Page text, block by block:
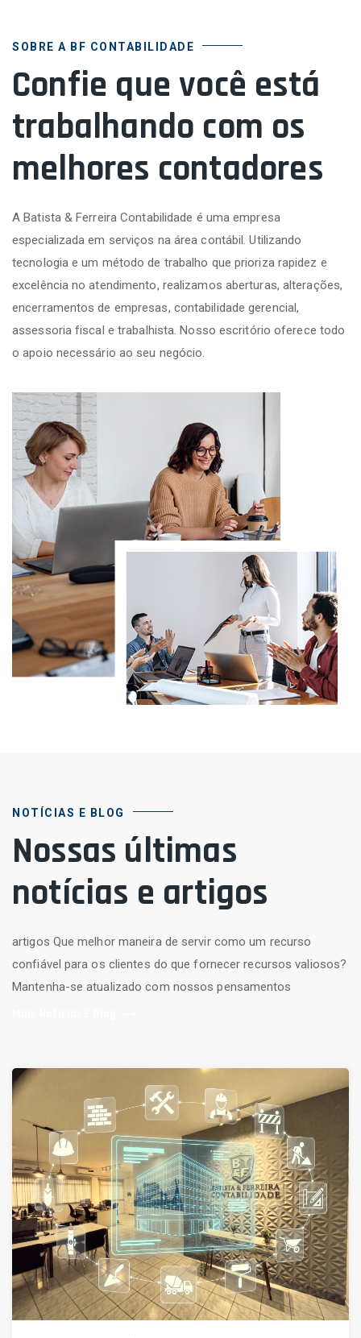
SOBRE A BF CONTABILIDADE
Confie que você está
trabalhando com os
melhores contadores
A Batista & Ferreira Contabilidade é uma empresa
especializada em serviços na área contábil. Utilizando
tecnologia e um método de trabalho que prioriza rapidez e
excelência no atendimento, realizamos aberturas, alterações,
encerramentos de empresas, contabilidade gerencial,
assessoria fiscal e trabalhista. Nosso escritório oferece todo
o apoio necessário ao seu negócio.
NOTÍCIAS E BLOG
Nossas últimas
notícias e artigos
artigos Que melhor maneira de servir como um recurso
confiável para os clientes do que fornecer recursos valiosos?
Mantenha-se atualizado com nossos pensamentos